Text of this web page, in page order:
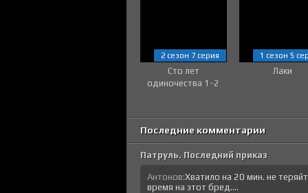
Сто лет
одиночества 1-2
2 сезон 7 серия
Лаки
1 сезон 5
Последние комментарии
Патруль. Последний приказ
Антонов:Хватило на 20 мин. не
время на этот бред....